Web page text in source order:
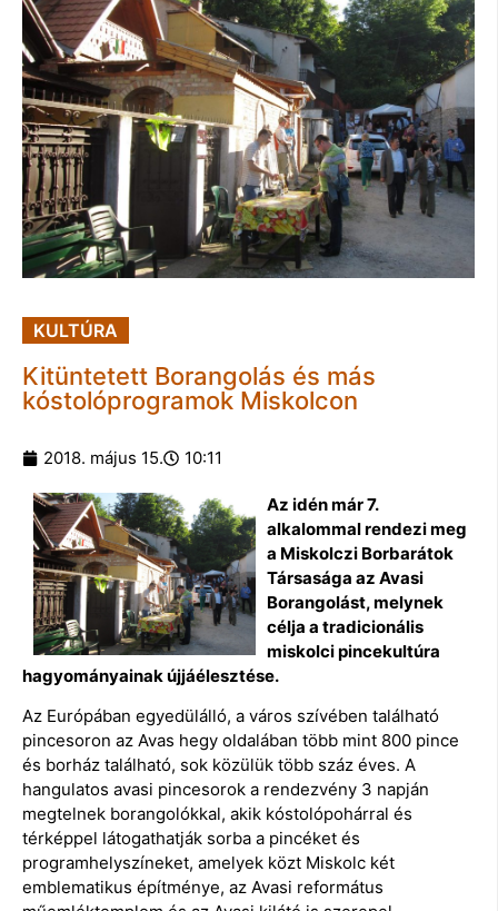
KULTÚRA
Kitüntetett Borangolás és más
kóstolóprogramok Miskolcon
2018. május 15. 10:11
Az idén már 7.
alkalommal rendezi meg
a Miskolczi Borbarátok
Társasága az Avasi
Borangolást, melynek
célja a tradicionális
miskolci pincekultúra
hagyományainak újjáélesztése.
Az Európában egyedülálló, a város szívében található
pincesoron az Avas hegy oldalában több mint 800 pince
és borház található, sok közülük több száz éves. A
hangulatos avasi pincesorok a rendezvény 3 napján
megtelnek borangolókkal, akik kóstolópohárral és
térképpel látogathatják sorba a pincéket és
programhelyszíneket, amelyek közt Miskolc két
emblematikus építménye, az Avasi református